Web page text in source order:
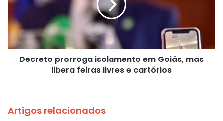
Decreto prorroga isolamento em Goiás, mas
libera feiras livres e cartórios
Artigos relacionados